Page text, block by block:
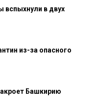
в двух
из-за опасного
Башкирию